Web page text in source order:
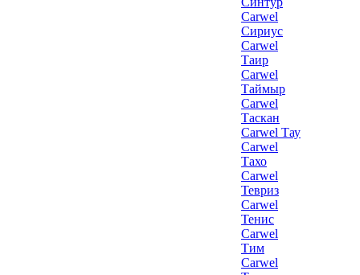
Carwel
Сириус
Carwel
Таир
Carwel
Таймыр
Carwel
Таскан
Carwel Тау
Carwel
Тахо
Carwel
Тевриз
Carwel
Тенис
Carwel
Тим
Carwel